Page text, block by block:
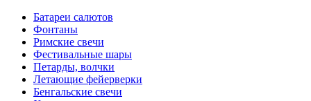
Батареи салютов
Фонтаны
Римские свечи
Фестивальные шары
Петарды, волчки
Летающие фейерверки
Бенгальские свечи